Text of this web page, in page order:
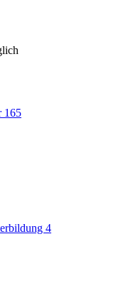
165
4